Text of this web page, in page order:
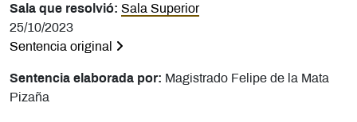
Sala que resolvió: Sala Superior
25/10/2023
Sentencia original
Sentencia elaborada por: Magistrado Felipe de la Mata
Pizaña